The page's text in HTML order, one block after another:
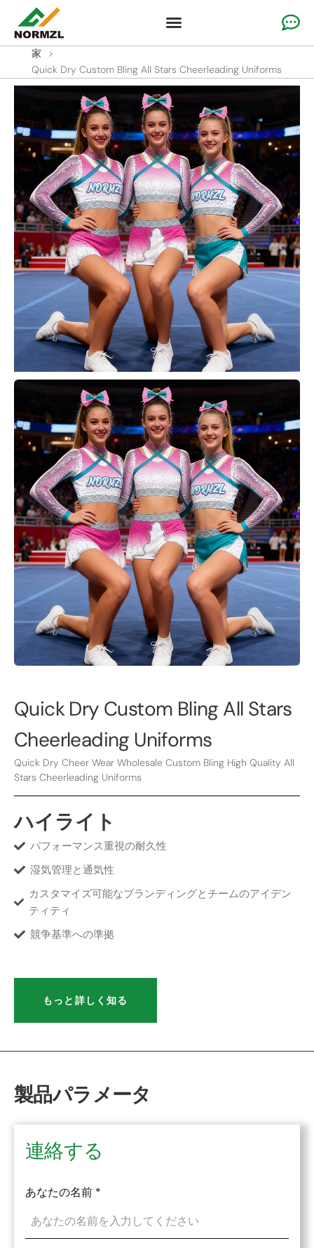
家
>
Quick Dry Custom Bling All Stars Cheerleading Uniforms
Quick Dry Custom Bling All Stars
Cheerleading Uniforms
Quick Dry Cheer Wear Wholesale Custom Bling High Quality All
Stars Cheerleading Uniforms
ハイライト
パフォーマンス重視の耐久性
湿気管理と通気性
カスタマイズ可能なブランディングとチームのアイデン
ティティ
競争基準への準拠
もっと詳しく知る
製品パラメータ
連絡する
あなたの名前 *